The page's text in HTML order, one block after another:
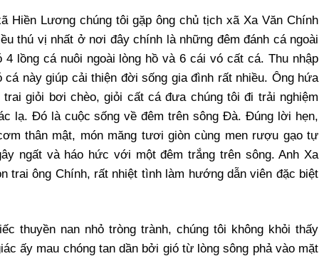
Hiền Lương chúng tôi gặp ông chủ tịch xã Xa Văn Chính
thú vị nhất ở nơi đây chính là những đêm đánh cá ngoài
4 lồng cá nuôi ngoài lòng hồ và 6 cái vó cất cá. Thu nhập
này giúp cải thiện đời sống gia đình rất nhiều. Ông hứa
giỏi bơi chèo, giỏi cất cá đưa chúng tôi đi trải nghiệm
lạ. Đó là cuộc sống về đêm trên sông Đà. Đúng lời hẹn,
thân mật, món măng tươi giòn cùng men rượu gạo tự
ngất và háo hức với một đêm trắng trên sông. Anh Xa
trai ông Chính, rất nhiệt tình làm hướng dẫn viên đặc biệt
thuyền nan nhỏ tròng trành, chúng tôi không khỏi thấy
ấy mau chóng tan dần bởi gió từ lòng sông phả vào mặt